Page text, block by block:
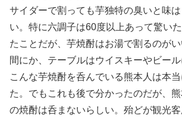
サイダーで割っても芋独特の臭いと味
い。特に六調子は60度以上あって驚い
たことだが、芋焼酎はお湯で割るのが
間にか、テーブルはウイスキーやビール
こんな芋焼酎を呑んでいる熊本人は本
た。でもこれも後で分かったのだが、
の焼酎は呑まないらしい。殆どが観光客